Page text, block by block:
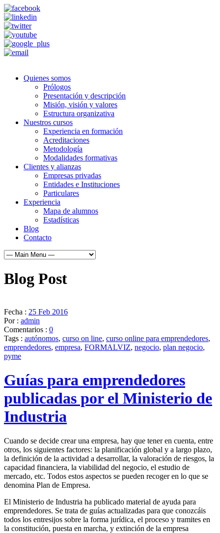
Quienes somos
Prólogos
Presentación y descripción
Misión, visión y valores
Estructura organizativa
Nuestros cursos
Experiencia en formación
Acreditaciones
Metodología
Modalidades formativas
Clientes y alianzas
Empresas privadas
Entidades e Instituciones
Particulares
Experiencia
Mapa de alumnos
Estadísticas
Blog
Contacto
Blog Post
Fecha : 25 Feb 2016
Por : admin
Comentarios : 0
Tags : autónomos, curso on line, curso online para emprendedores,
emprendedores, empresa, FORMALVIZ, negocio, plan negocio,
pyme
Guías para emprendedores
publicadas por el Ministerio de
Industria
Cuando se decide crear una empresa, hay que tener en cuenta, entre
otros, los siguientes factores: la planificación global y a largo plazo,
la definición de la actividad a desarrollar, la valoración de riesgos, la
capacidad financiera, la viabilidad del negocio, el estudio de
mercado, etc. Todos estos aspectos se pueden recoger en lo que se
denomina Plan de Empresa.
El Ministerio de Industria ha publicado material de ayuda para
emprendedores. Se trata de guías actualizadas para que conozcáis
todos los entresijos sobre la forma jurídica, el proceso y tramites en
la constitución, puesta en marcha, y extinción de la empresa